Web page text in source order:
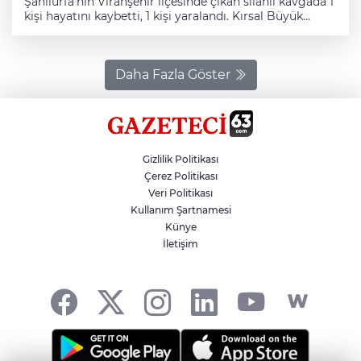
kişi hayatını kaybetti, 1 kişi yaralandı. Kırsal Büyük
Yavuklu (16) silahla yaralandı. Çevredekilerin ihbarı
üzerine bölgeye sağlık ve jandarma ekipleri
yönlendirildi. Ambulanslarla kentteki hastanelere
kaldırılan yaralılardan Seydi Yavuklu, müdahaleye
rağmen kurtarılamadı. Jandarma ekiplerinin zanlıları
Daha Fazla Göster
Gizlilik Politikası
Çerez Politikası
Veri Politikası
Kullanım Şartnamesi
Künye
İletişim